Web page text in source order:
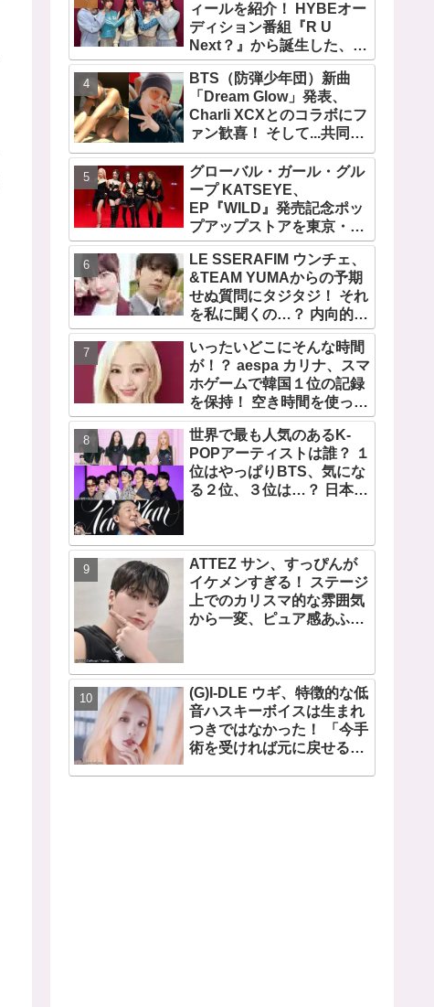
ィールを紹介！ HYBEオー
ディション番組『R U
Next？』から誕生した、日
本人のイロハとモカを含む
5人組ガールズグループ！
デビュー曲「Magnetic」が
いきなりの大ヒット
BTS（防弾少年団）新曲
「Dream Glow」発表、
Charli XCXとのコラボにフ
ァン歓喜！ そして...共同制
作者が明かすジミンへの思
い「彼の夢、そして彼の絶
望から生まれた歌」
グローバル・ガール・グル
ープ KATSEYE、
EP『WILD』発売記念ポッ
プアップストアを東京・原
宿で開催 限定グッズも登
場
LE SSERAFIM ウンチェ、
&TEAM YUMAからの予期
せぬ質問にタジタジ！ それ
を私に聞くの…？ 内向的で
あるからこそ答えに困る彼
女のリアクションがかわい
すぎる
いったいどこにそんな時間
が！？ aespa カリナ、スマ
ホゲームで韓国１位の記録
を保持！ 空き時間を使って
１万回ものミニゲームをク
リア「芸能人たちが時間が
ないと言っているのは全部
嘘」
世界で最も人気のあるK-
POPアーティストは誰？ １
位はやっぱりBTS、気にな
る２位、３位は…？ 日本の
の個性あふれるデータに注
目殺到
ATTEZ サン、すっぴんが
イケメンすぎる！ ステージ
上でのカリスマ的な雰囲気
から一変、ピュア感あふれ
(G)I-DLE ウギ、特徴的な低
音ハスキーボイスは生まれ
つきではなかった！ 「今手
術を受ければ元に戻せるけ